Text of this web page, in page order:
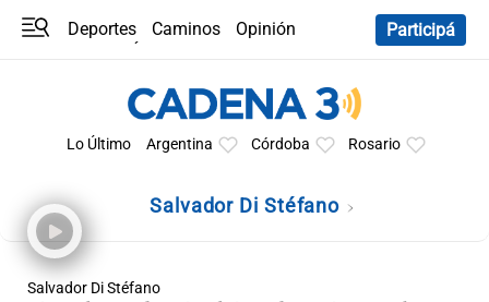
Deportes Caminos
Opinión
Participá
Lo Último Argentina Córdoba Rosario
Salvador Di Stéfano
Salvador Di Stéfano